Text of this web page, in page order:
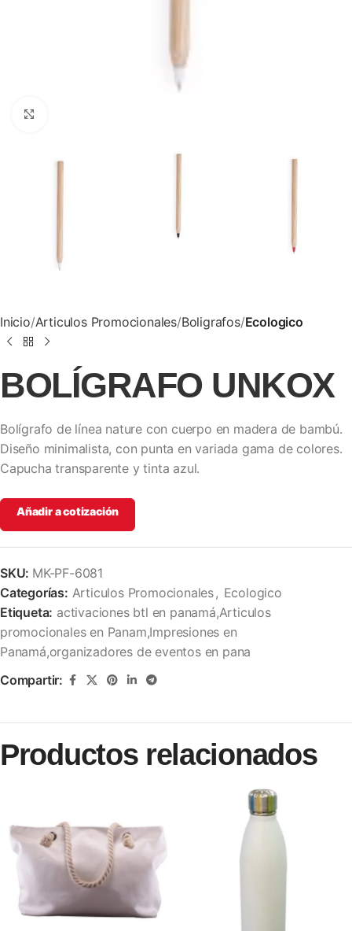
Inicio Articulos Promocionales Boligrafos Ecologico
BOLÍGRAFO UNKOX
Bolígrafo de línea nature con cuerpo en madera de bambú.
Diseño minimalista, con punta en variada gama de colores.
Capucha transparente y tinta azul.
Añadir a cotización
SKU: MK-PF-6081
Categorías: Articulos Promocionales, Ecologico
Etiqueta: activaciones btl en panamá,Articulos
promocionales en Panam,Impresiones en
Panamá,organizadores de eventos en pana
Compartir:
Productos relacionados